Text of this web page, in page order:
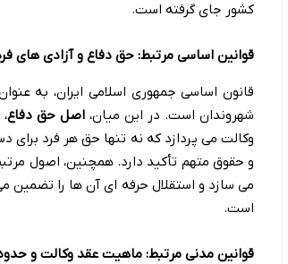
کشور جای گرفته است.
قوانین اساسی مرتبط: حق دفاع و آزادی های
قانون اساسی جمهوری اسلامی ایران، به
شهروندان است. در این میان،اصل حق دفاع
وکالت می پردازد که نه تنها حق هر فرد برای
و حقوق متهم تأکید دارد. همچنین، اصول
می سازد و استقلال حرفه ای آن ها را
است.
قوانین مدنی مرتبط: ماهیت عقد وکالت و